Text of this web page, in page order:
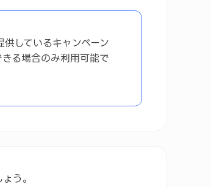
しているキャンペーン
る場合のみ利用可能で
う。